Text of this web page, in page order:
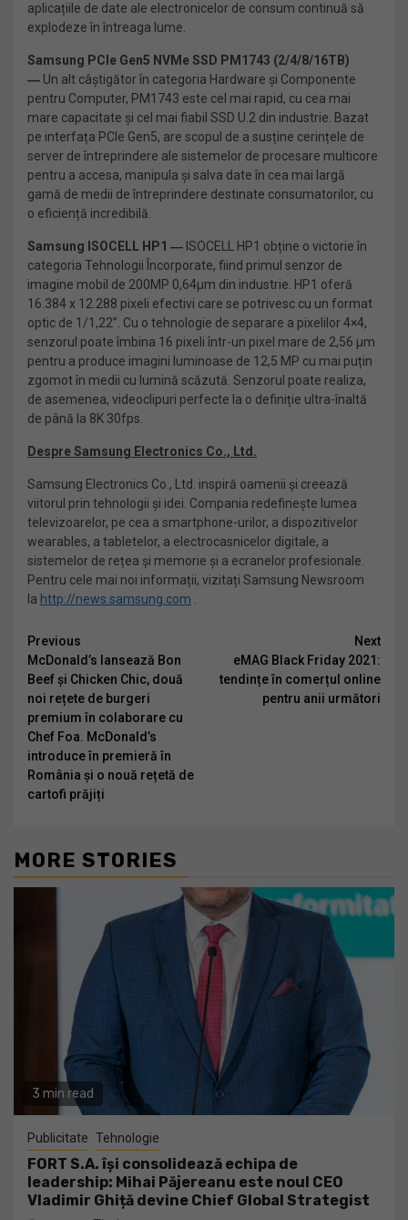
aplicațiile de date ale electronicelor de consum continuă să
explodeze în întreaga lume.
Samsung PCIe Gen5 NVMe SSD PM1743 (2/4/8/16TB)
― Un alt câștigător în categoria Hardware și Componente
pentru Computer, PM1743 este cel mai rapid, cu cea mai
mare capacitate și cel mai fiabil SSD U.2 din industrie. Bazat
pe interfața PCIe Gen5, are scopul de a susține cerințele de
server de întreprindere ale sistemelor de procesare multicore
pentru a accesa, manipula și salva date în cea mai largă
gamă de medii de întreprindere destinate consumatorilor, cu
o eficiență incredibilă.
Samsung ISOCELL HP1 ― ISOCELL HP1 obține o victorie în
categoria Tehnologii Încorporate, fiind primul senzor de
imagine mobil de 200MP 0,64μm din industrie. HP1 oferă
16.384 x 12.288 pixeli efectivi care se potrivesc cu un format
optic de 1/1,22”. Cu o tehnologie de separare a pixelilor 4×4,
senzorul poate îmbina 16 pixeli într-un pixel mare de 2,56 μm
pentru a produce imagini luminoase de 12,5 MP cu mai puțin
zgomot în medii cu lumină scăzută. Senzorul poate realiza,
de asemenea, videoclipuri perfecte la o definiție ultra-înaltă
de până la 8K 30fps.
Despre Samsung Electronics Co., Ltd.
Samsung Electronics Co., Ltd. inspiră oamenii și creează
viitorul prin tehnologii și idei. Compania redefinește lumea
televizoarelor, pe cea a smartphone-urilor, a dispozitivelor
wearables, a tabletelor, a electrocasnicelor digitale, a
sistemelor de rețea și memorie și a ecranelor profesionale.
Pentru cele mai noi informații, vizitați Samsung Newsroom
la http://news.samsung.com
Continue
Reading
Previous
McDonald’s lansează Bon
Beef și Chicken Chic, două
noi rețete de burgeri
premium în colaborare cu
Chef Foa. McDonald’s
introduce în premieră în
România și o nouă rețetă de
cartofi prăjiți
Next
eMAG Black Friday 2021:
tendințe în comerțul online
pentru anii următori
MORE STORIES
3 min read
Publicitate Tehnologie
FORT S.A. își consolidează echipa de
leadership: Mihai Păjereanu este noul CEO
Vladimir Ghiță devine Chief Global Strategist